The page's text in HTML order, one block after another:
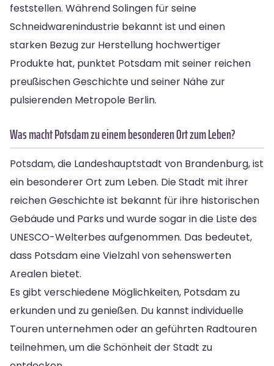
feststellen. Während Solingen für seine
Schneidwarenindustrie bekannt ist und einen
starken Bezug zur Herstellung hochwertiger
Produkte hat, punktet Potsdam mit seiner reichen
preußischen Geschichte und seiner Nähe zur
pulsierenden Metropole Berlin.
Was macht Potsdam zu einem besonderen Ort zum Leben?
Potsdam, die Landeshauptstadt von Brandenburg, ist
ein besonderer Ort zum Leben. Die Stadt mit ihrer
reichen Geschichte ist bekannt für ihre historischen
Gebäude und Parks und wurde sogar in die Liste des
UNESCO-Welterbes aufgenommen. Das bedeutet,
dass Potsdam eine Vielzahl von sehenswerten
Arealen bietet.
Es gibt verschiedene Möglichkeiten, Potsdam zu
erkunden und zu genießen. Du kannst individuelle
Touren unternehmen oder an geführten Radtouren
teilnehmen, um die Schönheit der Stadt zu